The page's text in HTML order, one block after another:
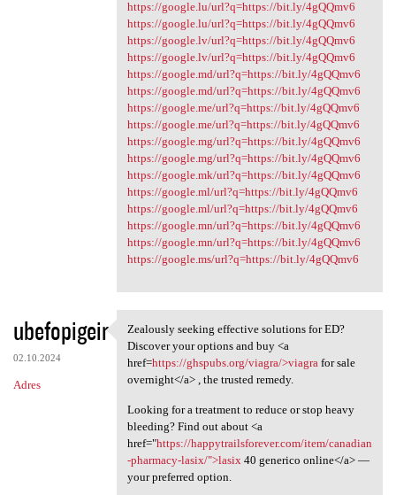
https://google.lu/url?q=https://bit.ly/4gQQmv6
https://google.lu/url?q=https://bit.ly/4gQQmv6
https://google.lv/url?q=https://bit.ly/4gQQmv6
https://google.lv/url?q=https://bit.ly/4gQQmv6
https://google.md/url?q=https://bit.ly/4gQQmv6
https://google.md/url?q=https://bit.ly/4gQQmv6
https://google.me/url?q=https://bit.ly/4gQQmv6
https://google.me/url?q=https://bit.ly/4gQQmv6
https://google.mg/url?q=https://bit.ly/4gQQmv6
https://google.mg/url?q=https://bit.ly/4gQQmv6
https://google.mk/url?q=https://bit.ly/4gQQmv6
https://google.ml/url?q=https://bit.ly/4gQQmv6
https://google.ml/url?q=https://bit.ly/4gQQmv6
https://google.mn/url?q=https://bit.ly/4gQQmv6
https://google.mn/url?q=https://bit.ly/4gQQmv6
https://google.ms/url?q=https://bit.ly/4gQQmv6
ubefopigeir
02.10.2024
Adres
Zealously seeking effective
Zealously seeking effective solutions for ED?
Discover your options and buy <a
href=https://ghspubs.org/viagra/>viagra for sale
overnight</a> , the trusted remedy.
Looking for a treatment to reduce or stop heavy
bleeding? Find out about <a
href="https://happytrailsforever.com/item/canadian
-pharmacy-lasix/">lasix40 generico online</a> —
your preferred option.